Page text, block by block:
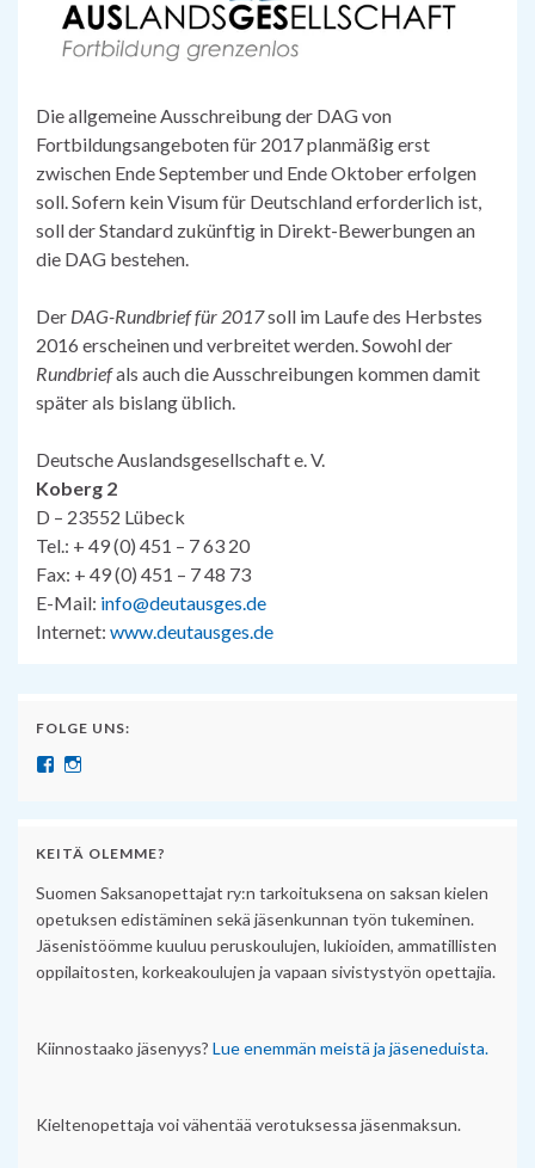
Die allgemeine Ausschreibung der DAG von
Fortbildungsangeboten für 2017 planmäßig erst
zwischen Ende September und Ende Oktober erfolgen
soll. Sofern kein Visum für Deutschland erforderlich ist,
soll der Standard zukünftig in Direkt-Bewerbungen an
die DAG bestehen.
Der DAG-Rundbrief für 2017soll im Laufe des Herbstes
2016 erscheinen und verbreitet werden. Sowohl der
Rundbriefals auch die Ausschreibungen kommen damit
später als bislang üblich.
Deutsche Auslandsgesellschaft e. V.
Koberg 2
D – 23552 Lübeck
Tel.: + 49 (0) 451 – 7 63 20
Fax: + 49 (0) 451 – 7 48 73
E-Mail: info@deutausges.de
Internet: www.deutausges.de
FOLGE UNS:
Näytä SuomenSaksanopettajat:n profiili Facebook palvelussa
KEITÄ OLEMME?
Suomen Saksanopettajat ry:n tarkoituksena on saksan kielen
opetuksen edistäminen sekä jäsenkunnan työn tukeminen.
Jäsenistöömme kuuluu peruskoulujen, lukioiden, ammatillisten
oppilaitosten, korkeakoulujen ja vapaan sivistystyön opettajia.
Kiinnostaako jäsenyys? Lue enemmän meistä ja jäseneduista.
Kieltenopettaja voi vähentää verotuksessa jäsenmaksun.